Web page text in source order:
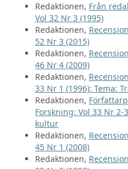
Redaktionen, Från
Vol 32 Nr 3 (1995)
Redaktionen,
52 Nr 3 (2015)
Redaktionen,
46 Nr 4 (2009)
Redaktionen,
33 Nr 1 (1996): Tema:
Redaktionen,
Forskning: Vol 33 Nr 2-
kultur
Redaktionen,
45 Nr 1 (2008)
Redaktionen,